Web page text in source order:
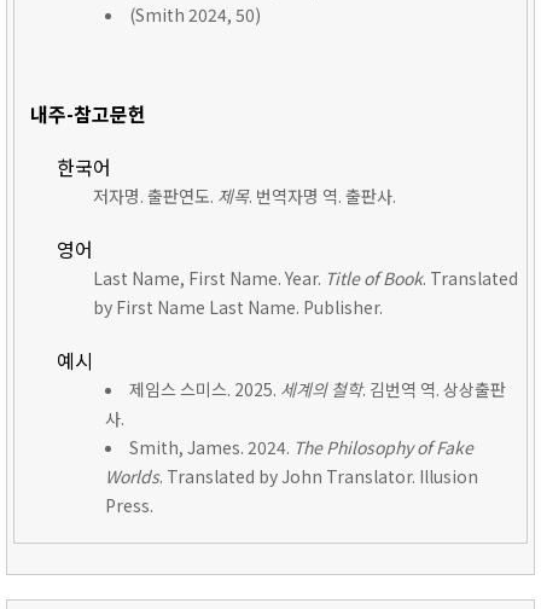
(Smith 2024, 50)
내주-참고문헌
한국어
저자명. 출판연도. 제목. 번역자명 역. 출판사.
영어
Last Name, First Name. Year. Title of Book. Translated
by First Name Last Name. Publisher.
예시
제임스 스미스. 2025. 세계의 철학. 김번역 역. 상상출판
사.
Smith, James. 2024. The Philosophy of Fake
Worlds. Translated by John Translator. Illusion
Press.